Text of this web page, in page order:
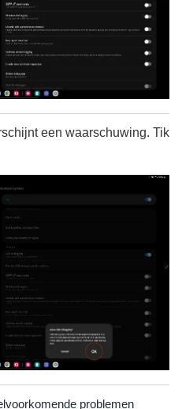
een waarschuwing. Tik
problemen